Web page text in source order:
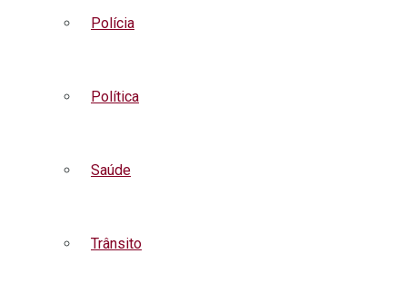
Polícia
Política
Saúde
Trânsito